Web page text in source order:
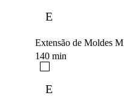
E
Extensão de Moldes M
140 min
E